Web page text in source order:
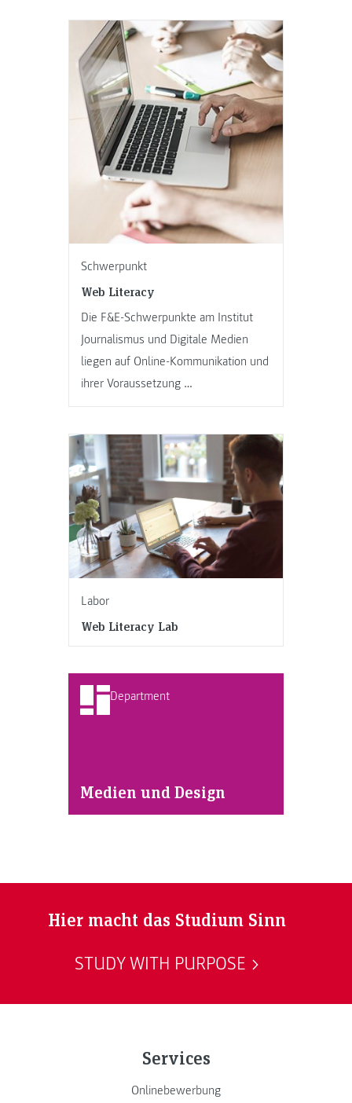
Schwerpunkt
Web Literacy
Die F&E-Schwerpunkte am Institut
Journalismus und Digitale Medien
liegen auf Online-Kommunikation und
ihrer Voraussetzung …
Labor
Web Literacy Lab
Department
Medien und Design
Hier macht das Studium Sinn
STUDY WITH PURPOSE
Services
Onlinebewerbung